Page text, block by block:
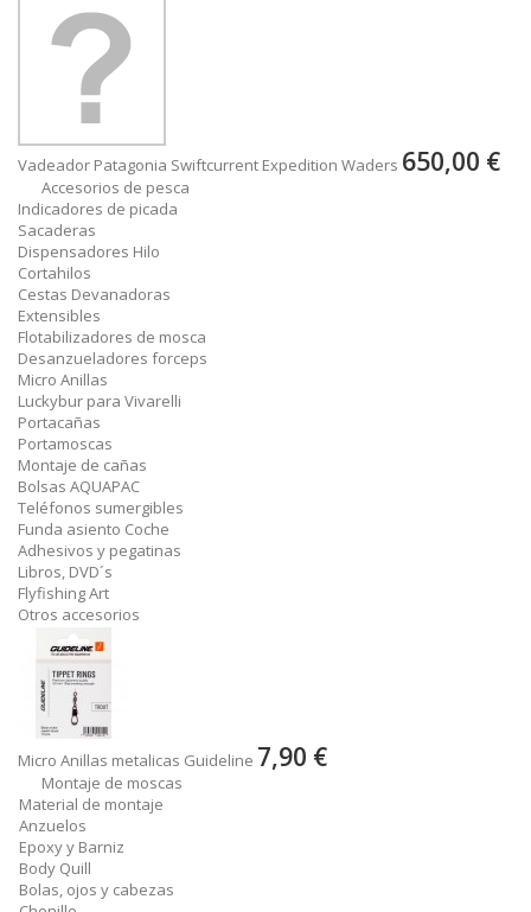
Vadeador Patagonia Swiftcurrent Expedition Waders 650,00 €
Accesorios de pesca
Indicadores de picada
Sacaderas
Dispensadores Hilo
Cortahilos
Cestas Devanadoras
Extensibles
Flotabilizadores de mosca
Desanzueladores forceps
Micro Anillas
Luckybur para Vivarelli
Portacañas
Portamoscas
Montaje de cañas
Bolsas AQUAPAC
Teléfonos sumergibles
Funda asiento Coche
Adhesivos y pegatinas
Libros, DVD´s
Flyfishing Art
Otros accesorios
Micro Anillas metalicas Guideline 7,90 €
Montaje de moscas
Material de montaje
Anzuelos
Epoxy y Barniz
Body Quill
Bolas, ojos y cabezas